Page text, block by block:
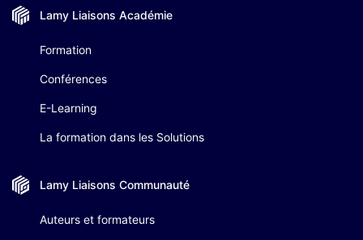
Lamy Liaisons Académie
Formation
Conférences
E-Learning
La formation dans les Solutions
Lamy Liaisons Communauté
Auteurs et formateurs